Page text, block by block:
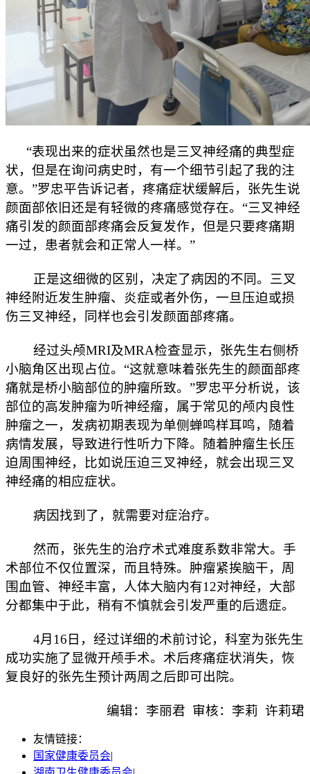
“表现出来的症状虽然也是三叉神经痛的典型症
状，但是在询问病史时，有一个细节引起了我的注
意。”罗忠平告诉记者，疼痛症状缓解后，张先生说
颜面部依旧还是有轻微的疼痛感觉存在。“三叉神经
痛引发的颜面部疼痛会反复发作，但是只要疼痛期
一过，患者就会和正常人一样。”
正是这细微的区别，决定了病因的不同。三叉
神经附近发生肿瘤、炎症或者外伤，一旦压迫或损
伤三叉神经，同样也会引发颜面部疼痛。
经过头颅MRI及MRA检查显示，张先生右侧桥
小脑角区出现占位。“这就意味着张先生的颜面部疼
痛就是桥小脑部位的肿瘤所致。”罗忠平分析说，该
部位的高发肿瘤为听神经瘤，属于常见的颅内良性
肿瘤之一，发病初期表现为单侧蝉鸣样耳鸣，随着
病情发展，导致进行性听力下降。随着肿瘤生长压
迫周围神经，比如说压迫三叉神经，就会出现三叉
神经痛的相应症状。
病因找到了，就需要对症治疗。
然而，张先生的治疗术式难度系数非常大。手
术部位不仅位置深，而且特殊。肿瘤紧挨脑干，周
围血管、神经丰富，人体大脑内有12对神经，大部
分都集中于此，稍有不慎就会引发严重的后遗症。
4月16日，经过详细的术前讨论，科室为张先生
成功实施了显微开颅手术。术后疼痛症状消失，恢
复良好的张先生预计两周之后即可出院。
编辑：李丽君 审核：李莉 许莉珺
友情链接：
国家健康委员会|